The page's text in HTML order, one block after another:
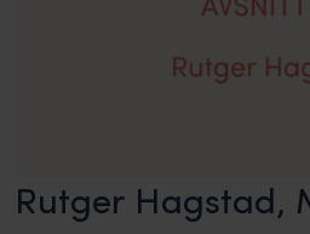
Rutger Hagstad,